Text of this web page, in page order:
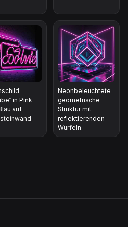
in Pink
auf
Neonbeleuchtete
geometrische
Struktur mit
reflektierenden
Würfeln